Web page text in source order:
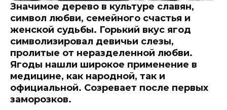
Значимое дерево в культуре славян,
символ любви, семейного счастья и
женской судьбы. Горький вкус ягод
символизировал девичьи слезы,
пролитые от неразделенной любви.
Ягоды нашли широкое применение в
медицине, как народной, так и
официальной. Созревает после первых
заморозков.